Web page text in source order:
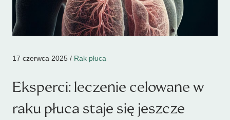
17 czerwca 2025 / Rak płuca
Eksperci: leczenie celowane w
raku płuca staje się jeszcze